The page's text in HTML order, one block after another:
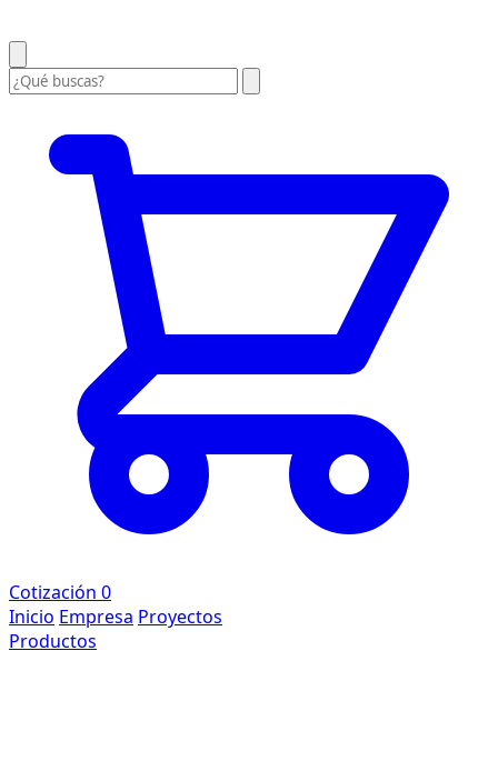
Cotización 0
Inicio Empresa Proyectos
Productos